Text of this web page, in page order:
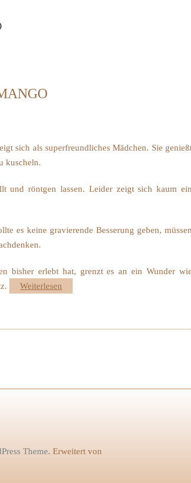
sich als superfreundliches Mädchen. Sie
kuscheln.
und röntgen lassen. Leider zeigt sich kaum ein
es keine gravierende Besserung geben, müssen
bisher erlebt hat, grenzt es an ein Wunder wie
Weiterlesen
Theme. Erweitert von